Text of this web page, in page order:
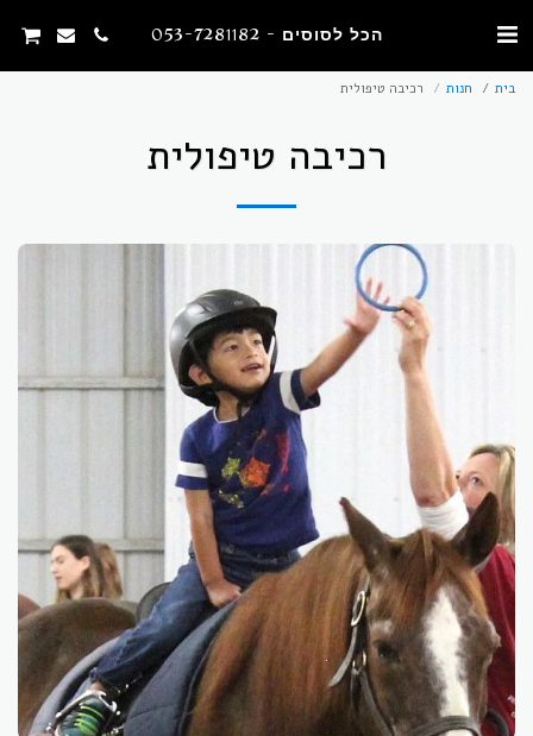
הכל לסוסים - 053-7281182
בית חנות רכיבה טיפולית
רכיבה טיפולית